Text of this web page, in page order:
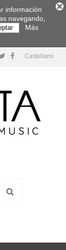
Castellano
información
navegando,
Más